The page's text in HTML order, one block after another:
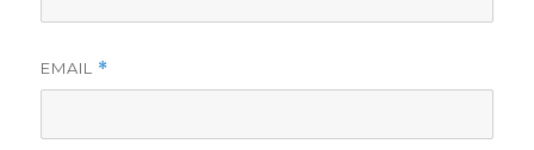
EMAIL *